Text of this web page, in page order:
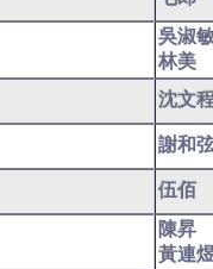
吳淑
林美
沈文
謝和
伍佰
陳昇
黃連